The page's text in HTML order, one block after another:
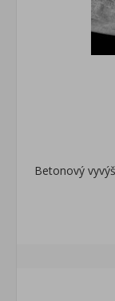
Betonový